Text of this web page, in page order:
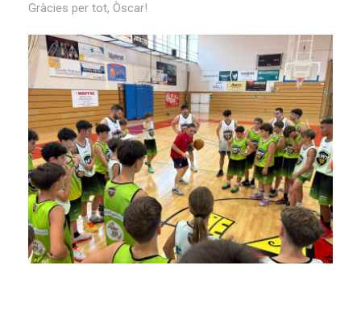
Gràcies per tot, Òscar!